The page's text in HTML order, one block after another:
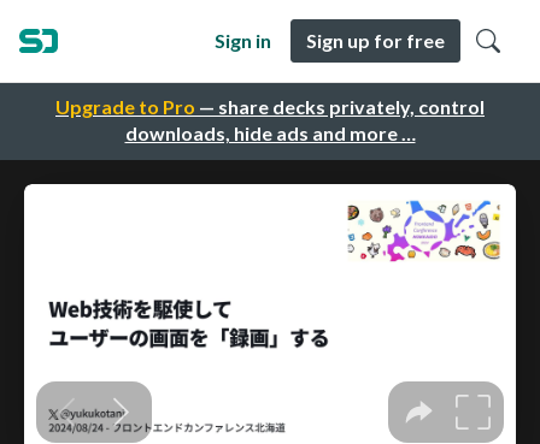
Upgrade to Pro — share decks privately, control
downloads, hide ads and more …
Sign in Sign up for free